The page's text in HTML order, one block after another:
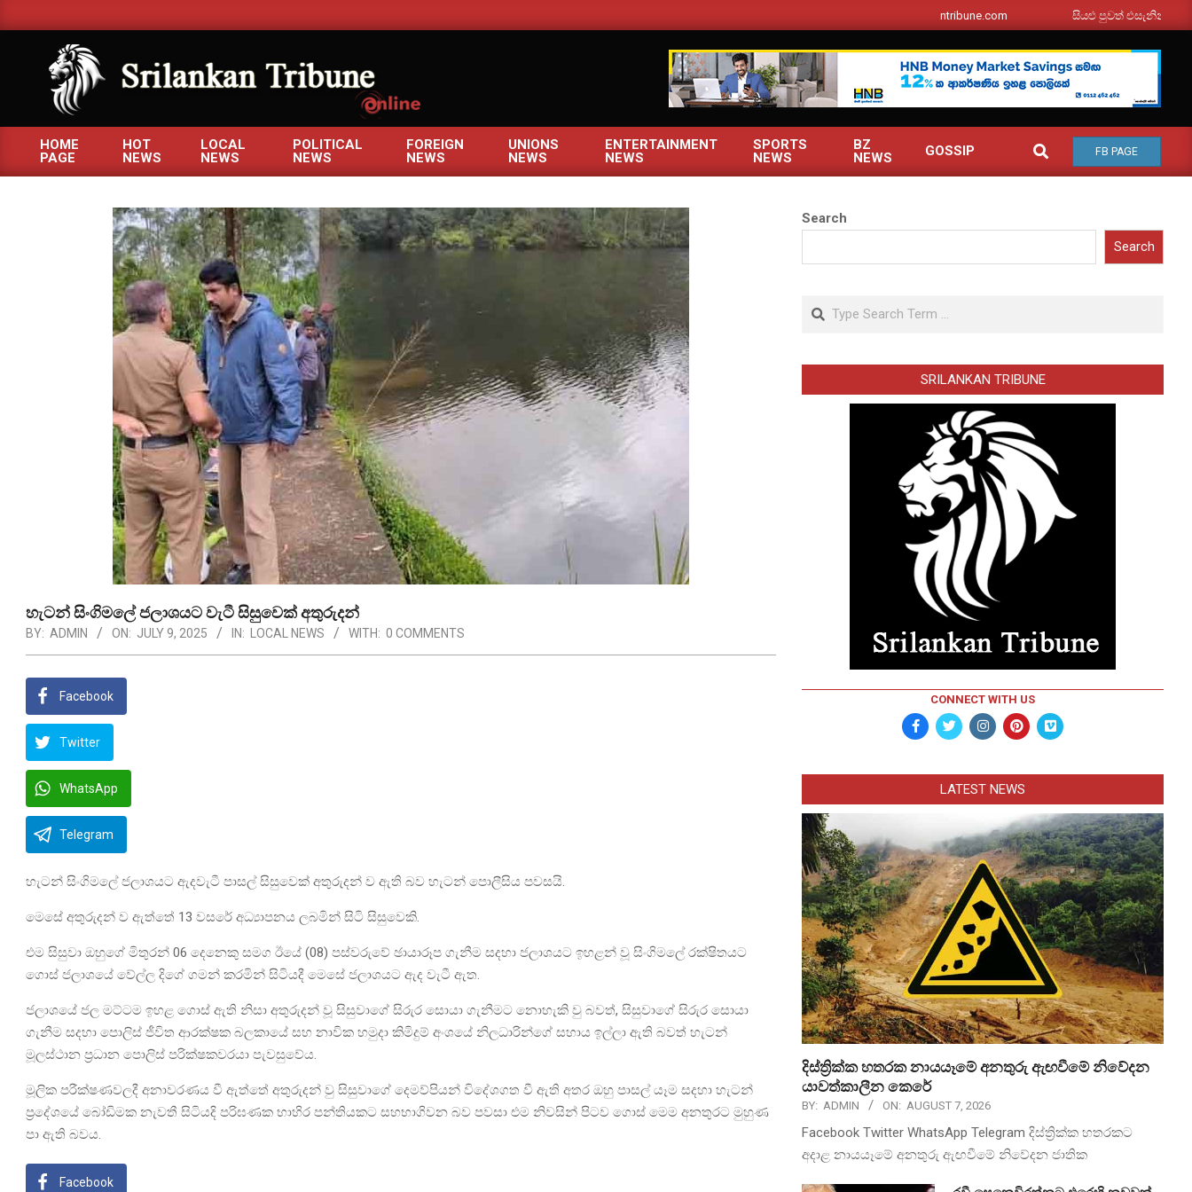
to
srilankantribune.com සියළු පුවත් එසැනින් ඔබ වෙත
SRILANKANTRIBUNE.COM
Primary
Menu
HOME
PAGE
HOT
NEWS
LOCAL
NEWS
POLITICAL
NEWS
FOREIGN
NEWS
UNIONS
NEWS
ENTERTAINMENT
NEWS
SPORTS
NEWS
BZ
NEWS
GOSSIP SEARCH
FB PAGE
හැටන් සිංගිමලේ ජලාශයට වැටී සිසුවෙක් අතුරුදන්
BY: ADMIN ON: JULY 9, 2025 IN: LOCAL NEWS WITH: 0 COMMENTS
Facebook
Twitter
WhatsApp
Telegram
හැටන් සිංගිමලේ ජලාශයට ඇදවැටී පාසල් සිසුවෙක් අතුරුදන් ව ඇති බව හැටන් පොලීසිය පවසයි.
මෙසේ අතුරුදන් ව ඇත්තේ 13 වසරේ අධ්‍යාපනය ලබමින් සිටි සිසුවෙකි.
එම සිසුවා ඔහුගේ මිතුරන් 06 දෙනෙකු සමග ඊයේ (08) පස්වරුවේ ඡායාරූප ගැනීම සදහා ජලාශයට ඉහළන් වූ සිංගිමලේ රක්ෂිතයට
ගොස් ජලාශයේ වේල්ල දිගේ ගමන් කරමින් සිටියදී මෙසේ ජලාශයට ඇද වැටී ඇත.
ජලාශයේ ජල මට්ටම ඉහළ ගොස් ඇති නිසා අතුරුදන් වූ සිසුවාගේ සිරුර සොයා ගැනීමට නොහැකි වු බවත්, සිසුවාගේ සිරුර සොයා
ගැනීම සදහා පොලිස් ජීවිත ආරක්ෂක බලකායේ සහ නාවික හමුදා කිමිදුම් අංශයේ නිලධාරින්ගේ සහාය ඉල්ලා ඇති බවත් හැටන්
මූලස්ථාන ප්‍රධාන පොලිස් පරික්ෂකවරයා පැවසුවේය.
මූලික පරීක්ෂණවලදී අනාවරණය වී ඇත්තේ අතුරුදන් වු සිසුවාගේ දෙමව්පියන් විදේශගත වී ඇති අතර ඔහු පාසල් යෑම සදහා හැටන්
ප්‍රදේශයේ බෝඩිමක නැවතී සිටියදි පරිඝණක භාහිර පන්තියකට සහභාගිවන බව පවසා එම නිවසින් පිටව ගොස් මෙම අනතුරට මුහුණ
පා ඇති බවය.
Facebook
Search
Search
Search
SRILANKAN TRIBUNE
CONNECT WITH US
LATEST NEWS
දිස්ත්‍රික්ක හතරක නායයෑමේ අනතුරු ඇඟවීමේ නිවේදන
යාවත්කාලීන කෙරේ
BY: ADMIN ON: AUGUST 7, 2026
Facebook Twitter WhatsApp Telegram දිස්ත්‍රික්ක හතරකට
අදාළ නායයෑමේ අනතුරු ඇඟවීමේ නිවේදන ජාතික